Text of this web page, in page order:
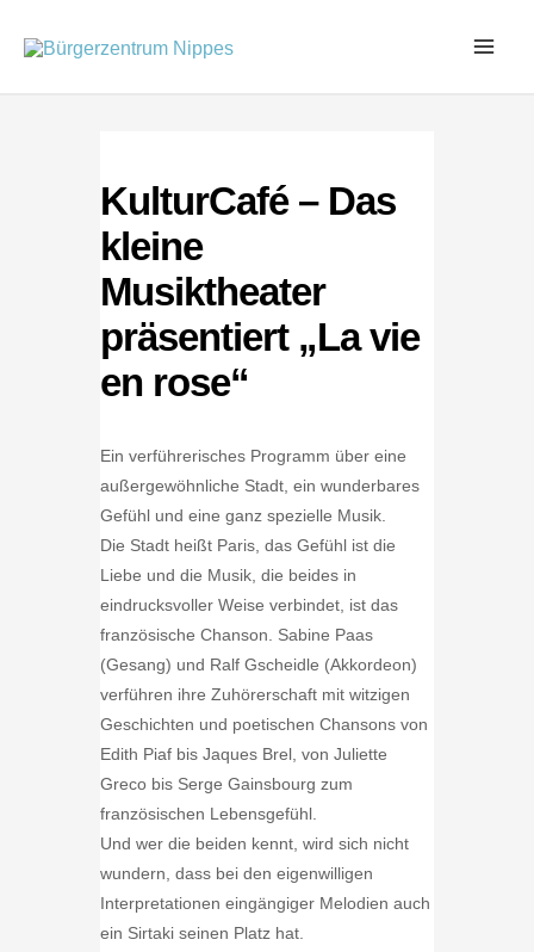
Inhalt
KulturCafé – Das
kleine
Musiktheater
präsentiert „La vie
en rose“
Ein verführerisches Programm über eine
außergewöhnliche Stadt, ein wunderbares
Gefühl und eine ganz spezielle Musik.
Die Stadt heißt Paris, das Gefühl ist die
Liebe und die Musik, die beides in
eindrucksvoller Weise verbindet, ist das
französische Chanson. Sabine Paas
(Gesang) und Ralf Gscheidle (Akkordeon)
verführen ihre Zuhörerschaft mit witzigen
Geschichten und poetischen Chansons von
Edith Piaf bis Jaques Brel, von Juliette
Greco bis Serge Gainsbourg zum
französischen Lebensgefühl.
Und wer die beiden kennt, wird sich nicht
wundern, dass bei den eigenwilligen
Interpretationen eingängiger Melodien auch
ein Sirtaki seinen Platz hat.